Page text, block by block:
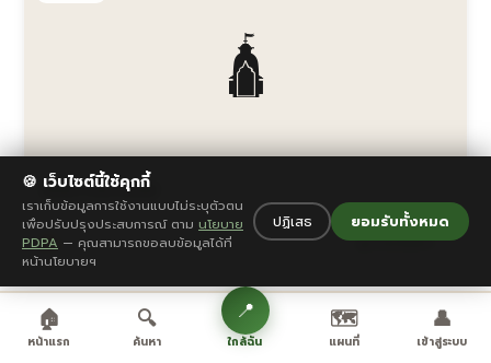
🛕
วัดสว่างอารมณ์
สว่างอารมณ์
— ดูรายละเอียด →
nature
🏠
หน้าแรก
🔍
ค้นหา
📍
ใกล้ฉัน
🗺️
แผนที่
👤
เข้าสู่ระบบ
🍪 เว็บไซต์นี้ใช้คุกกี้
เราเก็บข้อมูลการใช้งานแบบไม่ระบุตัวตน
เพื่อปรับปรุงประสบการณ์ ตาม นโยบาย
PDPA — คุณสามารถขอลบข้อมูลได้ที่
หน้านโยบายฯ
ปฏิเสธ ยอมรับทั้งหมด